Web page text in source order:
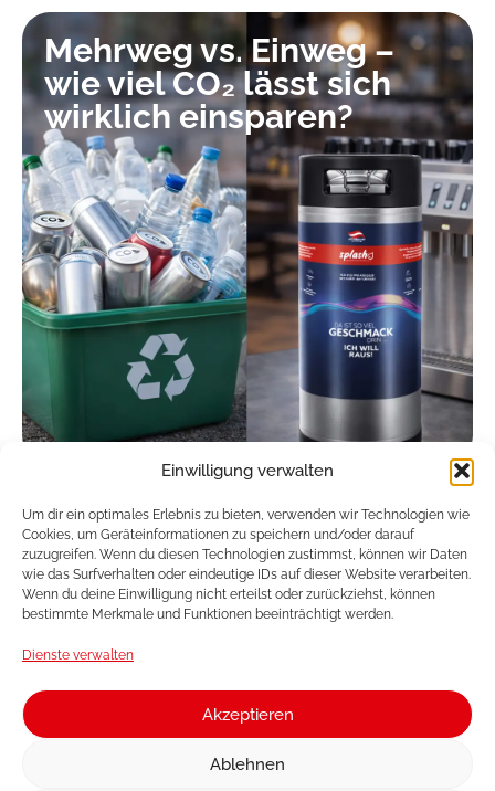
Einwilligung verwalten
Um dir ein optimales Erlebnis zu bieten, verwenden wir Technologien wie
Cookies, um Geräteinformationen zu speichern und/oder darauf
zuzugreifen. Wenn du diesen Technologien zustimmst, können wir Daten
wie das Surfverhalten oder eindeutige IDs auf dieser Website verarbeiten.
Wenn du deine Einwilligung nicht erteilst oder zurückziehst, können
bestimmte Merkmale und Funktionen beeinträchtigt werden.
Dienste verwalten
Akzeptieren
Ablehnen
Mehrweg vs. Einweg –
wie viel CO₂ lässt sich
wirklich einsparen?
Bag-in-Box einfach
erklärt